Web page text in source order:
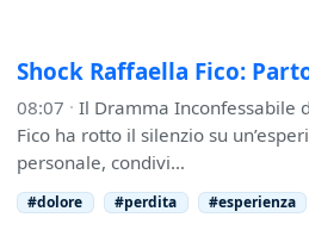
Shock Raffaella Fico:
08:07 · Il Dramma Inconfessabile
Fico ha rotto il silenzio su
personale, condivi…
#dolore #perdita #esperienza